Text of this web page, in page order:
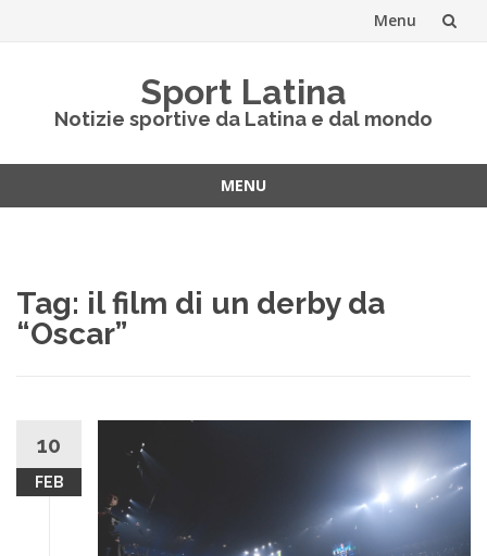
Menu
Sport Latina
Notizie sportive da Latina e dal mondo
MENU
Tag: il film di un derby da
“Oscar”
10
FEB